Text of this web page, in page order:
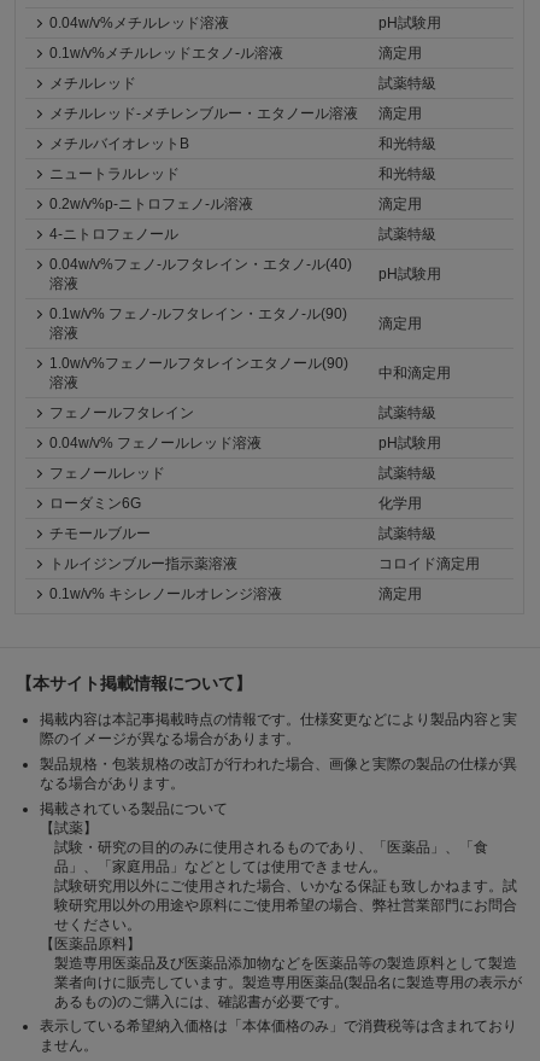
0.04w/v%メチルレッド溶液
pH試験用
0.1w/v%メチルレッドエタノ-ル溶液
滴定用
メチルレッド
試薬特級
メチルレッド-メチレンブルー・エタノール溶液
滴定用
メチルバイオレットB
和光特級
ニュートラルレッド
和光特級
0.2w/v%p-ニトロフェノ-ル溶液
滴定用
4-ニトロフェノール
試薬特級
0.04w/v%フェノ-ルフタレイン・エタノ-ル(40)
溶液
pH試験用
0.1w/v% フェノ-ルフタレイン・エタノ-ル(90)
溶液
滴定用
1.0w/v%フェノールフタレインエタノール(90)
溶液
中和滴定用
フェノールフタレイン
試薬特級
0.04w/v% フェノールレッド溶液
pH試験用
フェノールレッド
試薬特級
ローダミン6G
化学用
チモールブルー
試薬特級
トルイジンブルー指示薬溶液
コロイド滴定用
0.1w/v% キシレノールオレンジ溶液
滴定用
【本サイト掲載情報について】
掲載内容は本記事掲載時点の情報です。仕様変更などにより製品内容と実
際のイメージが異なる場合があります。
製品規格・包装規格の改訂が行われた場合、画像と実際の製品の仕様が異
なる場合があります。
掲載されている製品について
【試薬】
試験・研究の目的のみに使用されるものであり、「医薬品」、「食
品」、「家庭用品」などとしては使用できません。
試験研究用以外にご使用された場合、いかなる保証も致しかねます。試
験研究用以外の用途や原料にご使用希望の場合、弊社営業部門にお問合
せください。
【医薬品原料】
製造専用医薬品及び医薬品添加物などを医薬品等の製造原料として製造
業者向けに販売しています。製造専用医薬品(製品名に製造専用の表示が
あるもの)のご購入には、確認書が必要です。
表示している希望納入価格は「本体価格のみ」で消費税等は含まれており
ません。